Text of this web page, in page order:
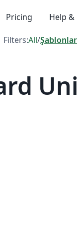
Pricing Help
Filters:All/Şablonlar